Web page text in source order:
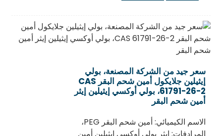
سعر جيد من الشركة المصنعة، بولي
إيثيلين جلايكول أمين شحم البقر CAS
61791-26-2، بولي أوكسي إيثيلين إيثر
أمين شحم البقر
الاسم الكيميائي: أمين شحم البقر PEG،
المرادفات: إيثر بولي أوكسي إيثيلين أمين